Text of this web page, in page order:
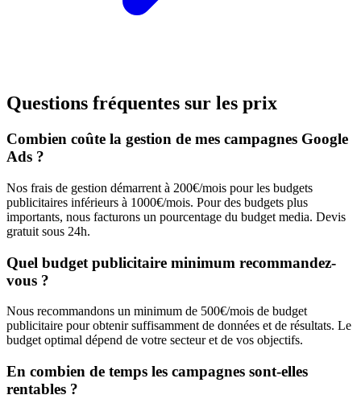
Questions fréquentes sur les prix
Combien coûte la gestion de mes campagnes Google
Ads ?
Nos frais de gestion démarrent à 200€/mois pour les budgets
publicitaires inférieurs à 1000€/mois. Pour des budgets plus
importants, nous facturons un pourcentage du budget media. Devis
gratuit sous 24h.
Quel budget publicitaire minimum recommandez-
vous ?
Nous recommandons un minimum de 500€/mois de budget
publicitaire pour obtenir suffisamment de données et de résultats. Le
budget optimal dépend de votre secteur et de vos objectifs.
En combien de temps les campagnes sont-elles
rentables ?